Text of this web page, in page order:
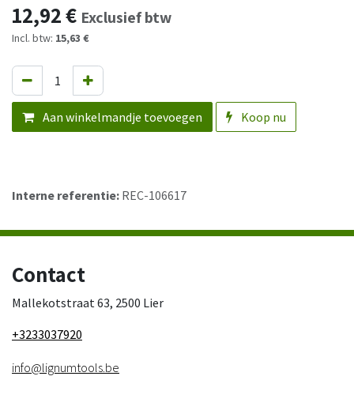
12,92€ Exclusief btw
Incl. btw: 15,63 €
Aan winkelmandje toevoegen Koop nu
Interne referentie: REC-106617
Contact
Mallekotstraat 63, 2500 Lier
+3233037920
info@lignumtools.be